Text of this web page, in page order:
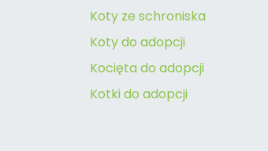
Koty ze schroniska
Koty do adopcji
Kocięta do adopcji
Kotki do adopcji